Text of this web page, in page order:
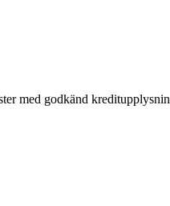
med godkänd